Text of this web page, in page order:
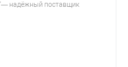
надёжный поставщик